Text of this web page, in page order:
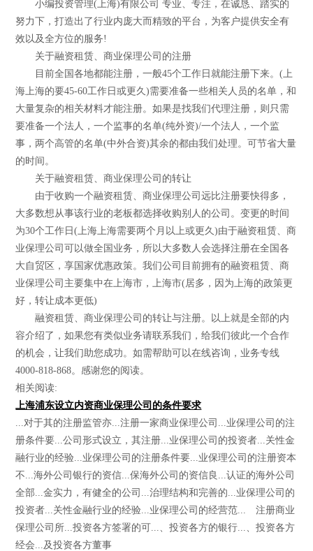
小编投资管理(上海)有限公司 专业、专注，在诚恳、踏实的
努力下，打造出了行业内庞大而精致的平台，为客户提供安全有
效以及全方位的服务!
关于融资租赁、商业保理公司的注册
目前全国各地都能注册，一般45个工作日就能注册下来。(上
海上海的要45-60工作日或更久)需要准备一些相关人员的名单，和
大量复杂的相关材料才能注册。如果是找我们代理注册，则只需
要准备一个法人，一个监事的名单(纯外资)/一个法人，一个监
事，两个高管的名单(中外合资)其余的都由我们处理。可节省大量
的时间。
关于融资租赁、商业保理公司的转让
由于收购一个融资租赁、商业保理公司远比注册要快得多，
大多数想从事该行业的老板都选择收购别人的公司。变更的时间
为30个工作日(上海上海需要两个月以上或更久)由于融资租赁、商
业保理公司可以做全国业务，所以大多数人会选择注册在全国各
大自贸区，享国家优惠政策。我们公司目前拥有的融资租赁、商
业保理公司主要集中在上海市，上海市(居多，因为上海的政策更
好，转让成本更低)
融资租赁、商业保理公司的转让与注册。以上就是全部的内
容介绍了，如果您有类似业务请联系我们，给我们彼此一个合作
的机会，让我们助您成功。如需帮助可以在线咨询，业务专线
4000-818-868。感谢您的阅读。
相关阅读:
上海浦东设立内资商业保理公司的条件要求
...对于其的注册监管亦...注册一家商业保理公司...业保理公司的注
册条件要...公司形式设立，其注册...业保理公司的投资者...关性金
融行业的经验...业保理公司的注册条件要...业保理公司的注册资本
不...海外公司银行的资信...保海外公司的资信良...认证的海外公司
全部...金实力，有健全的公司...治理结构和完善的...业保理公司的
投资者...关性金融行业的经验...业保理公司的经营范... 注册商业
保理公司所...投资各方签署的可...、投资各方的银行...、投资各方
经会...及投资各方董事